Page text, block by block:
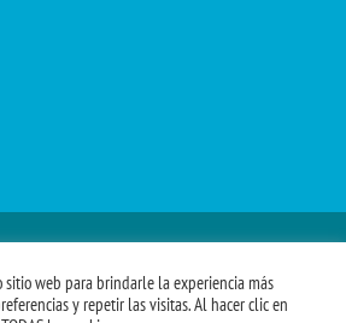
Menú APV Encarga tu almuerzo
sitio web para brindarle la experiencia más
y repetir las visitas. Al hacer clic en